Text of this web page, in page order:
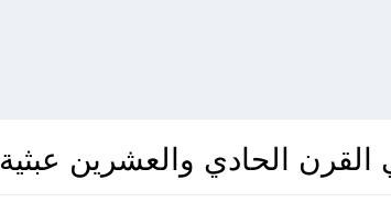
الحادي والعشرين عبثية